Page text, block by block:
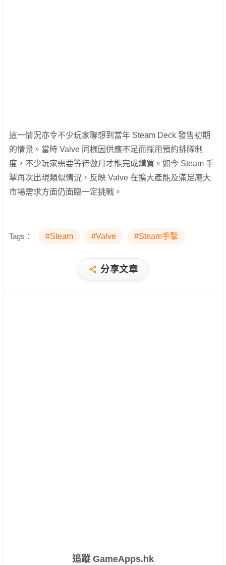
這一情況亦令不少玩家聯想到當年 Steam Deck 發售初期
的情景。當時 Valve 同樣因供應不足而採用預約排隊制
度，不少玩家需要等待數月才能完成購買。如今 Steam 手
掣再次出現類似情況，反映 Valve 在擴大產能及滿足龐大
市場需求方面仍面臨一定挑戰。
Tags： #Steam #Valve #Steam手掣
分享文章
追蹤 GameApps.hk